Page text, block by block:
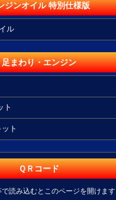
ジンオイル 特別仕様版
ル
足まわり・エンジン
ト
ト
ＱＲコード
読み込むとこのページを開けます